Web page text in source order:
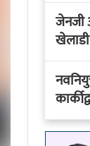
जेनजी
खेलाडी